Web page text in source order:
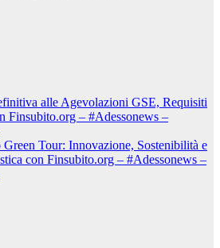
alle Agevolazioni GSE, Requisiti
Finsubito.org – #Adessonews –
Tour: Innovazione, Sostenibilità e
con Finsubito.org – #Adessonews –